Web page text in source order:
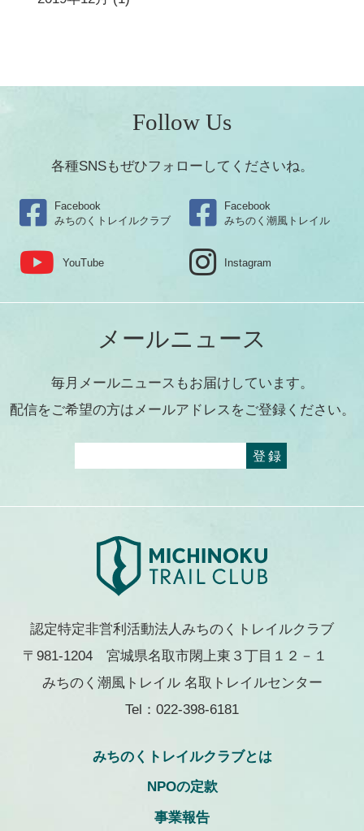
Follow Us
各種SNSもぜひフォローしてくださいね。
Facebook
みちのくトレイルクラブ
Facebook
みちのく潮風トレイル
YouTube Instagram
メールニュース
毎月メールニュースもお届けしています。
配信をご希望の方はメールアドレスをご登録ください。
認定特定非営利活動法人みちのくトレイルクラブ
〒981-1204 宮城県名取市閖上東３丁目１２－１
みちのく潮風トレイル 名取トレイルセンター
Tel：022-398-6181
みちのくトレイルクラブとは
NPOの定款
事業報告